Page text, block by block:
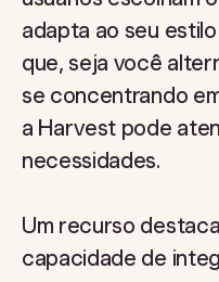
adapta ao seu
que, seja você
se concentrando
a Harvest pode
necessidades.
Um recurso
capacidade de